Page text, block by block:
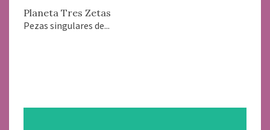
Planeta Tres Zetas
Pezas singulares de...